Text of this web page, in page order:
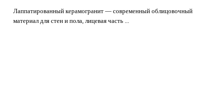
Лаппатированный керамогранит — современный облицовочный
материал для стен и пола, лицевая часть ...